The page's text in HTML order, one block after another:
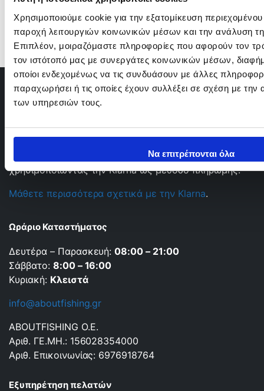
Χρησιμοποιούμε cookie για την εξατομίκευση
παροχή λειτουργιών κοινωνικών μέσων και την ανάλυση
Επιπλέον, μοιραζόμαστε πληροφορίες που αφορούν τον
τον ιστότοπό μας με συνεργάτες κοινωνικών μέσων,
οποίοι ενδεχομένως να τις συνδυάσουν με άλλες
παραχωρήσει ή τις οποίες έχουν συλλέξει σε σχέση με
των υπηρεσιών τους.
Να επιτρέπονται όλα
Ολοκληρώστε άμεσα ή με έως και 3 άτοκες δόσεις
τις αγορές σας γρήγορα, εύκολα και με ασφάλεια,
χρησιμοποιώντας την Klarna ως μέθοδο πληρωμής.
Μάθετε περισσότερα σχετικά με την Klarna.
Ωράριο Καταστήματος
Δευτέρα – Παρασκευή:08:00 – 21:00
Σάββατο: 8:00 – 16:00
Κυριακή: Κλειστά
info@aboutfishing.gr
ABOUTFISHING Ο.Ε.
Αριθ. ΓΕ.ΜΗ.: 156028354000
Αριθ. Επικοινωνίας: 6976918764
Εξυπηρέτηση πελατών